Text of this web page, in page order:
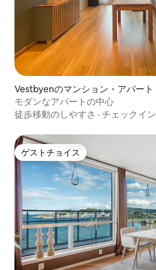
Vestbyenのマンション・アパート
モダンなアパートの中心
徒歩移動のしやすさ · チェックイン
ゲストチョイス
ゲストチョイス